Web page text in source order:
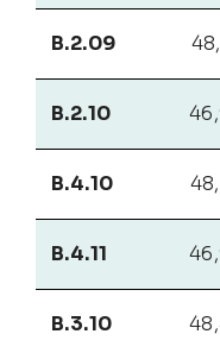
B.2.09
B.2.10
B.4.10
B.4.11
B.3.10